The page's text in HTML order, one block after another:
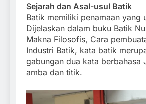
Sejarah dan Asal-usul Batik
Batik memiliki penamaan yang
Dijelaskan dalam buku Batik
Makna Filosofis, Cara
Industri Batik, kata batik
gabungan dua kata berbahasa
amba dan titik.